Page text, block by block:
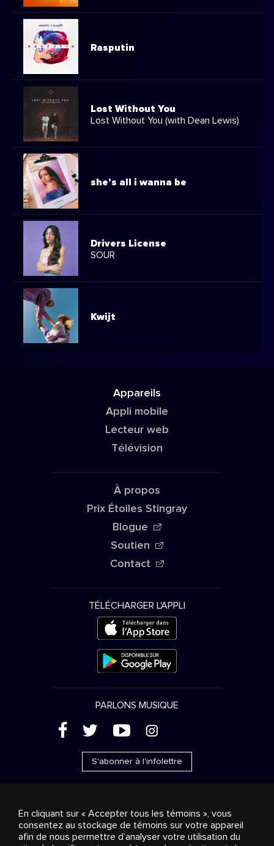
Rasputin
Lost Without You
Lost Without You (with Dean Lewis)
she's all i wanna be
Drivers License
SOUR
Kwijt
Appareils
Appli mobile
Lecteur web
Télévision
À propos
Prix Étoiles Stingray
Blogue
Soutien
Contact
TÉLÉCHARGER L'APPLI
PARLONS MUSIQUE
( ' + &
S'abonner à l'infolettre
Ventes publicitaires
Diffusion & distribution
Consommateurs
Solutions d’affaires Radio
En cliquant sur « Accepter tous les témoins », vous
consentez au stockage de témoins sur votre appareil
afin de nous permettre d’analyser votre utilisation du